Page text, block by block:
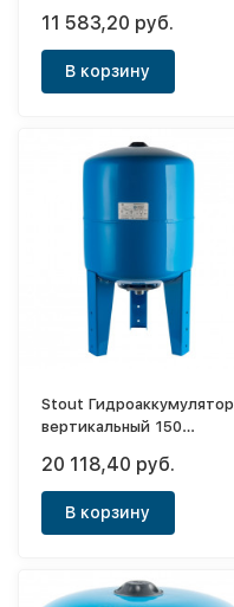
11 583,20 руб.
В корзину
Stout Гидроаккумулятор
вертикальный 150
20 118,40 руб.
В корзину